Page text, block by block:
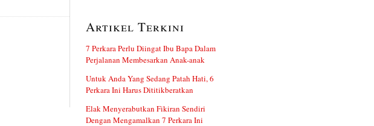
Artikel Terkini
7 Perkara Perlu Diingat Ibu Bapa Dalam
Perjalanan Membesarkan Anak-anak
Untuk Anda Yang Sedang Patah Hati, 6
Perkara Ini Harus Dititikberatkan
Elak Menyerabutkan Fikiran Sendiri
Dengan Mengamalkan 7 Perkara Ini